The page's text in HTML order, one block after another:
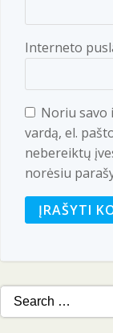
Interneto
Noriu savo
vardą, el.
nebereiktų
norėsiu
Search
for: